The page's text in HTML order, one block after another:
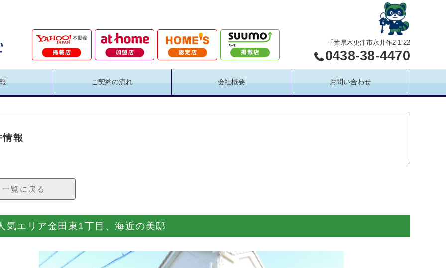
千葉県木更津市永井作2-1-22
0438-38-4470
ご契約の流れ 会社概要 お問い合わせ
情報
一覧に戻る
気エリア金田東1丁目、海近の美邸